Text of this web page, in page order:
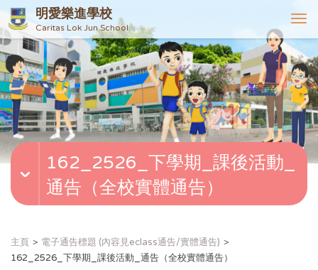
明愛樂進學校
Caritas Lok Jun School
T
o
g
g
l
e
n
v
162_2526_下學期_課後活動_
通告（全校實體通告）
主頁
電子通告標題 (內容見eclass通告/實體通告)
162_2526_下學期_課後活動_通告（全校實體通告）